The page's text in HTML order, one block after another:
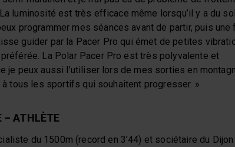
luminosité est très efficace même lorsqu’il y a du
programmer mes séances avant de partir, puis une
guider par la Pacer Pro qui émet de petites
préférée. La Polar Pacer Pro est très polyvalente et
je peux aussi l’utiliser lors de mes sorties en
tous les sportifs qui souhaitent progresser. »
– ATHLÈTE
du 1500m (record en 3’44) et sociétaire du